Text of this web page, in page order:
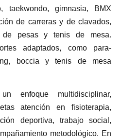
taekwondo, gimnasia, BMX
de carreras y de clavados,
de pesas y tenis de mesa.
adaptados, como para-
boccia y tenis de mesa
enfoque multidisciplinar,
atención en fisioterapia,
deportiva, trabajo social,
metodológico. En